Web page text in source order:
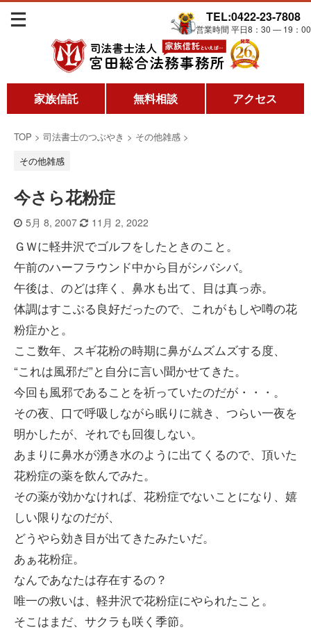
TEL:0422-23-7808
営業時間 平日8：30 ― 19：00
家族信託 無料相談 アクセス
TOP > 司法書士のつぶやき > その他雑感 >
その他雑感
今さら花粉症
5月 8, 2007 11月 2, 2022
ＧＷに軽井沢でゴルフをしたときのこと。
午前のハーフラウンド中から目がシバシバ。
午後は、のどは痒く、鼻水も出て、目は真っ赤。
体調はすこぶる良好だったので、これがもしや噂の花
粉症かと。
ここ数年、スギ花粉の時期に鼻がムズムズする度、
“これは風邪だ”と自分に言い聞かせてきた。
今回も風邪であることを祈っていたのだが・・・。
その夜、口で呼吸しながら眠りに就き、つらい一夜を
明かしたが、それでも回復しない。
あまりに鼻水が湧き水のように出てくるので、頂いた
花粉症の薬を飲んでみた。
その薬が効かなければ、花粉症でないことになり、嬉
しい限りなのだが、
どうやら効き目が出てきたみたいだ。
あぁ花粉症。
なんであなたは存在するの？
唯一の救いは、軽井沢で花粉症にやられたこと。
そこはまだ、サクラも咲く季節。